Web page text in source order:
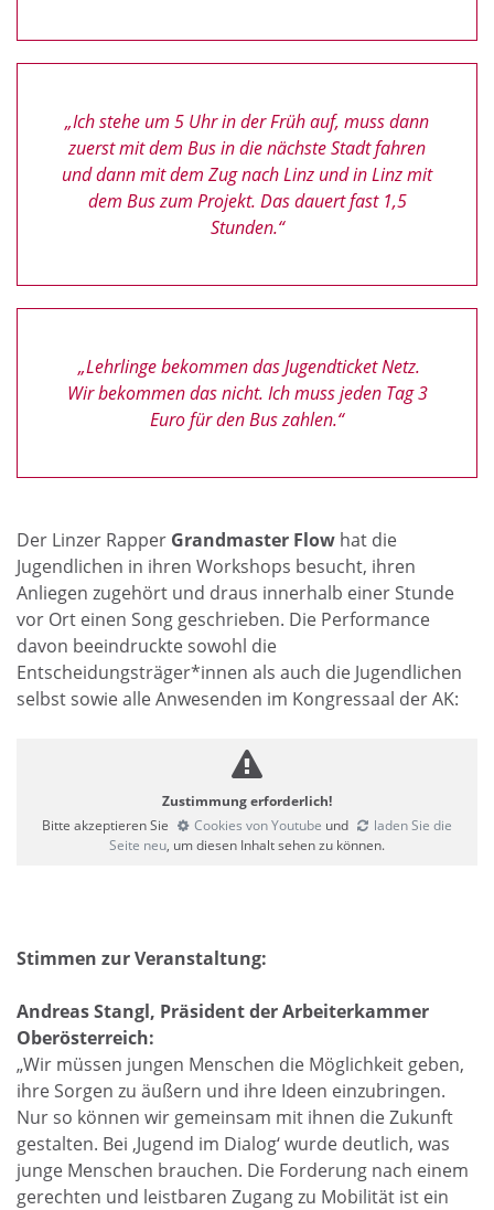
„Ich stehe um 5 Uhr in der Früh auf, muss dann
zuerst mit dem Bus in die nächste Stadt fahren
und dann mit dem Zug nach Linz und in Linz mit
dem Bus zum Projekt. Das dauert fast 1,5
Stunden.“
„Lehrlinge bekommen das Jugendticket Netz.
Wir bekommen das nicht. Ich muss jeden Tag 3
Euro für den Bus zahlen.“
Der Linzer Rapper Grandmaster Flow hat die
Jugendlichen in ihren Workshops besucht, ihren
Anliegen zugehört und draus innerhalb einer Stunde
vor Ort einen Song geschrieben. Die Performance
davon beeindruckte sowohl die
Entscheidungsträger*innen als auch die Jugendlichen
selbst sowie alle Anwesenden im Kongressaal der AK:
Zustimmung erforderlich!
Bitte akzeptieren Sie
Cookies von Youtube und
laden Sie die
Seite neu, um diesen Inhalt sehen zu können.
Stimmen zur Veranstaltung:
Andreas Stangl, Präsident der Arbeiterkammer
Oberösterreich:
„Wir müssen jungen Menschen die Möglichkeit geben,
ihre Sorgen zu äußern und ihre Ideen einzubringen.
Nur so können wir gemeinsam mit ihnen die Zukunft
gestalten. Bei ‚Jugend im Dialog‘ wurde deutlich, was
junge Menschen brauchen. Die Forderung nach einem
gerechten und leistbaren Zugang zu Mobilität ist ein